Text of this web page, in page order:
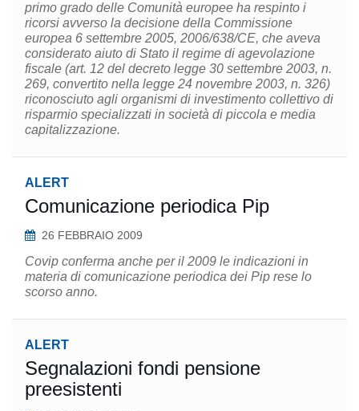
primo grado delle Comunità europee ha respinto i
ricorsi avverso la decisione della Commissione
europea 6 settembre 2005, 2006/638/CE, che aveva
considerato aiuto di Stato il regime di agevolazione
fiscale (art. 12 del decreto legge 30 settembre 2003, n.
269, convertito nella legge 24 novembre 2003, n. 326)
riconosciuto agli organismi di investimento collettivo di
risparmio specializzati in società di piccola e media
capitalizzazione.
ALERT
Comunicazione periodica Pip
26 FEBBRAIO 2009
Covip conferma anche per il 2009 le indicazioni in
materia di comunicazione periodica dei Pip rese lo
scorso anno.
ALERT
Segnalazioni fondi pensione
preesistenti